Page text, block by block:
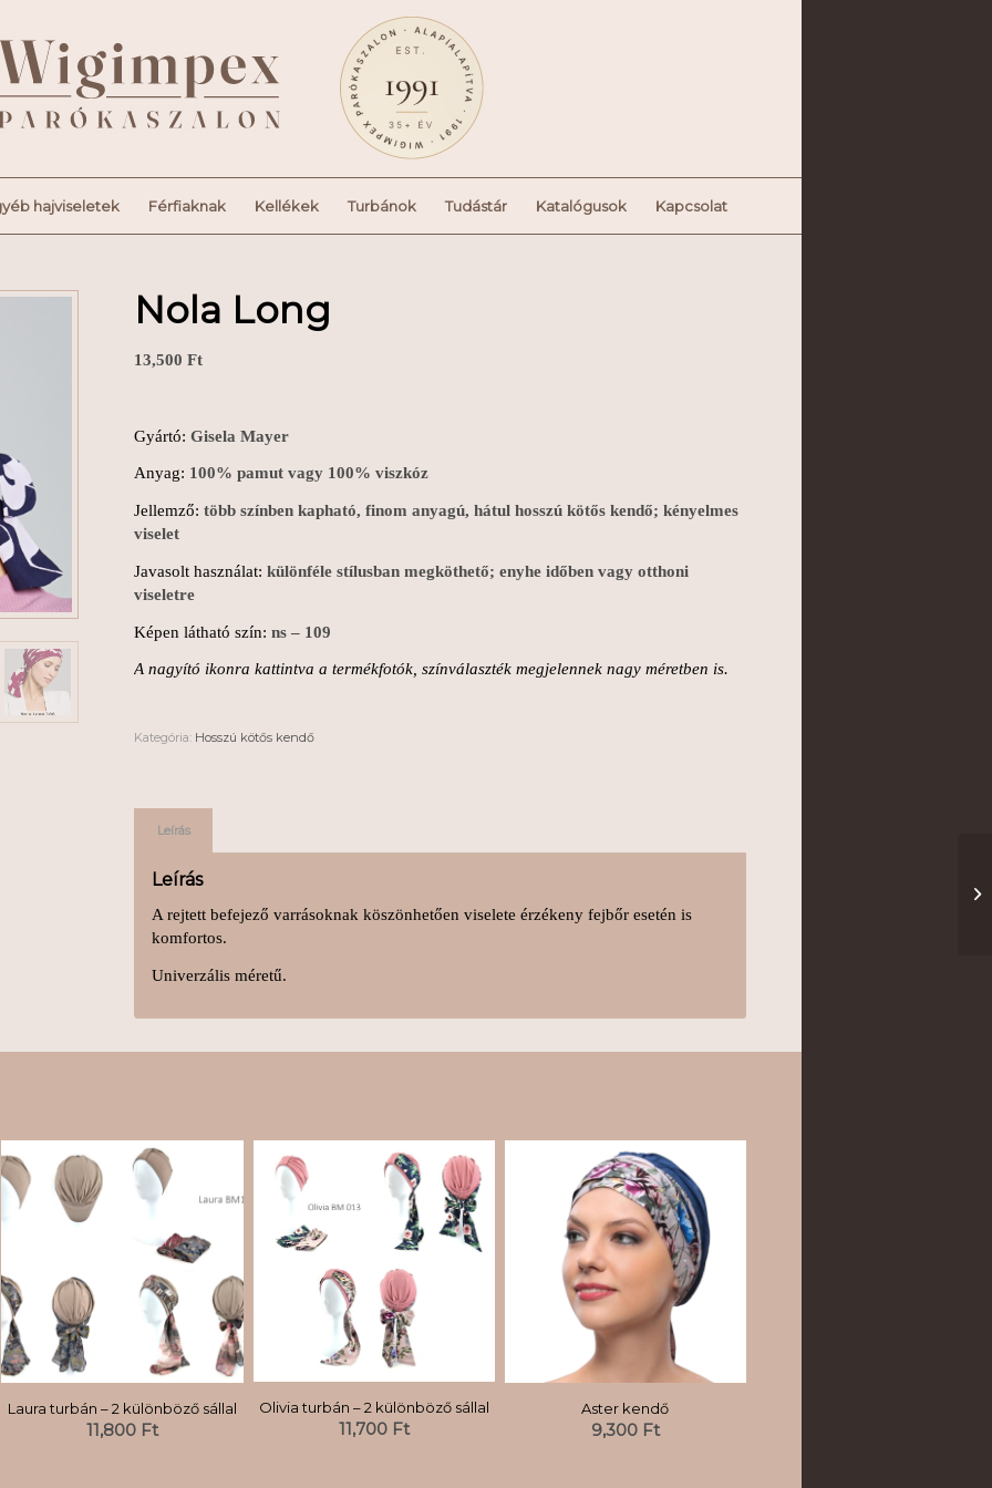
hajviseletek Férfiaknak Kellékek Turbánok Tudástár Katalógusok Kapcsolat
Nola Long
13,500 Ft
Gyártó: Gisela Mayer
Anyag: 100% pamut vagy 100% viszkóz
Jellemző: több színben kapható, finom anyagú, hátul hosszú kötős kendő; kényelmes
viselet
Javasolt használat: különféle stílusban megköthető; enyhe időben vagy otthoni
viseletre
Képen látható szín: ns – 109
A nagyító ikonra kattintva a termékfotók, színválaszték megjelennek nagy méretben is.
Kategória: Hosszú kötős kendő
Leírás
Leírás
A rejtett befejező varrásoknak köszönhetően viselete érzékeny fejbőr esetén is
komfortos.
Univerzális méretű.
Laura turbán – 2 különböző sállal
11,800 Ft
Olivia turbán – 2 különböző sállal
11,700 Ft
Aster kendő
9,300 Ft